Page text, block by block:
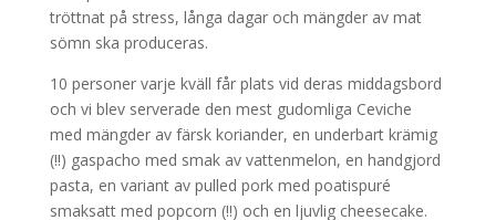
tröttnat på stress, långa dagar och mängder av mat
sömn ska produceras.
10 personer varje kväll får plats vid deras middagsbord
och vi blev serverade den mest gudomliga Ceviche
med mängder av färsk koriander, en underbart krämig
(!!) gaspacho med smak av vattenmelon, en handgjord
pasta, en variant av pulled pork med poatispuré
smaksatt med popcorn (!!) och en ljuvlig cheesecake.